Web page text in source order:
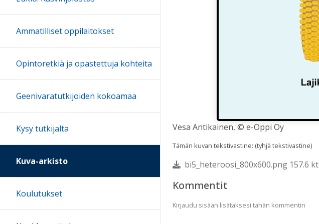
Vesa Antikainen, © e-Oppi Oy
Tämän kuvan tekstivastine: (tyhjä tekstivastine)
bi5_heteroosi_800x600.png 157.6 kt
Kommentit
Kirjaudu sisään lisätäksesi tähän kommentin
Ammatilliset oppilaitokset
Opintoretkiä ja opastettuja kohteita
Geenivaratutkijoiden kokoamaa
Kysy tutkijalta
Kuva-arkisto
Koulutukset